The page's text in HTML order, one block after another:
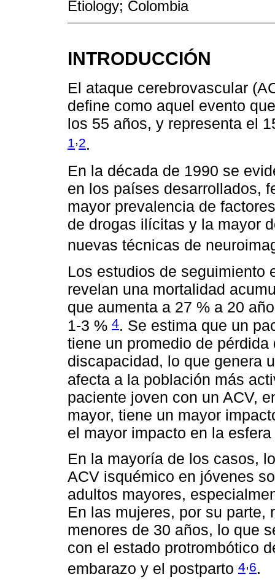
Etiology; Colombia
INTRODUCCIÓN
El ataque cerebrovascular
define como aquel evento
los 55 años, y representa el
1 ,2.
En la década de 1990 se
en los países desarrollados,
mayor prevalencia de
de drogas ilícitas y la mayor
nuevas técnicas de
Los estudios de seguimiento
revelan una mortalidad
que aumenta a 27 % a 20
1-3 % 4. Se estima que un
tiene un promedio de
discapacidad, lo que genera
afecta a la población más
paciente joven con un ACV,
mayor, tiene un mayor
el mayor impacto en la
En la mayoría de los casos,
ACV isquémico en jóvenes
adultos mayores,
En las mujeres, por su parte,
menores de 30 años, lo que
con el estado protrombótico
embarazo y el postparto 4,6.